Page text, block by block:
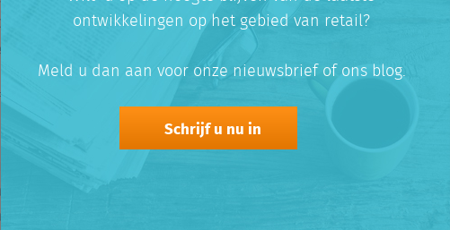
grootschalige detailhandel. Het beleid dat wordt
aan de Vlaamse ambtenaren en aan de
met het oog op een gestructureerd afwegingstraject
van de grootschalige detailhandel.” Hierbij worden de
van verdere verlinting;
een aanbodbeleid op de daarvoor geschikte locaties;
een kernversterkend detailhandelsbeleid.
Schrijf u nu in
ontwikkelingen op het gebied van retail?
Meld u dan aan voor onze nieuwsbrief of ons blog.